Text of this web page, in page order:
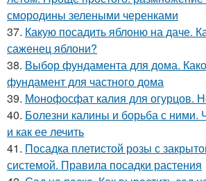
смородины зелеными черенками
37. Какую посадить яблоню на даче.
саженец яблони?
38. Выбор фундамента для дома.
фундамент для частного дома
39. Монофосфат калия для огурцов.
40. Болезни калины и борьба с ними.
и как ее лечить
41. Посадка плетистой розы с
системой. Правила посадки растения